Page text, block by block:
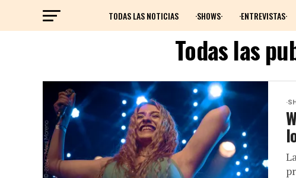
TODAS LAS NOTICIAS ·SHOWS· ·ENTREVISTAS·
Todas las